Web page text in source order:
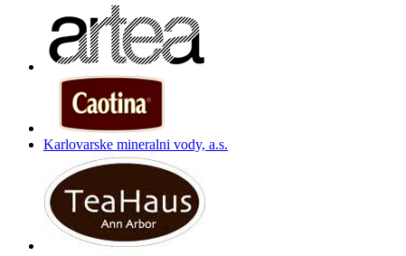
Karlovarske mineralni vody, a.s.